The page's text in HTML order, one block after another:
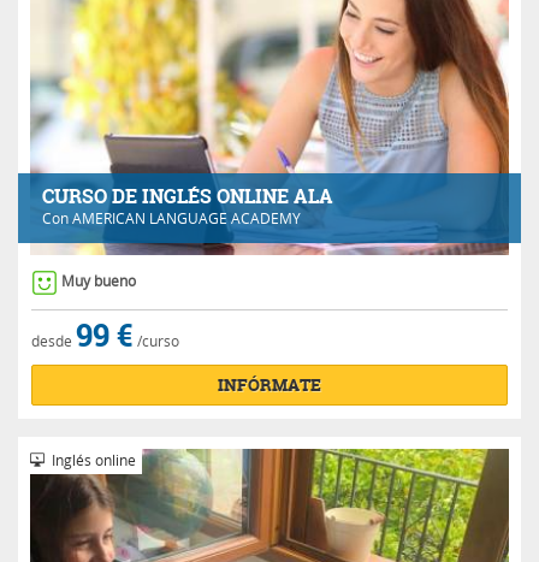
CURSO DE INGLÉS ONLINE ALA
ConAMERICAN LANGUAGE ACADEMY
Muy bueno
desde 99 € /curso
INFÓRMATE
Inglés online